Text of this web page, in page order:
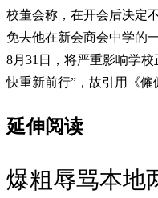
校董会称，在开会后决定
免去他在新会商会中学的
8月31日，将严重影响学
快重新前行”，故引用《僱
延伸阅读
爆粗辱骂本地